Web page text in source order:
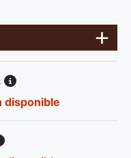
disponible